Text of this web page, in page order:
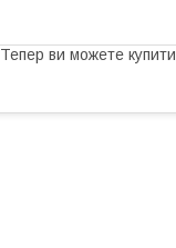
Тепер ви можете купити